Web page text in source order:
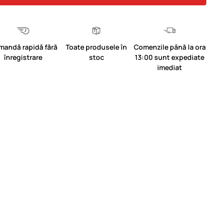
rapidă fără
înregistrare
Toate produsele în
stoc
Comenzile până la ora
13:00 sunt expediate
imediat